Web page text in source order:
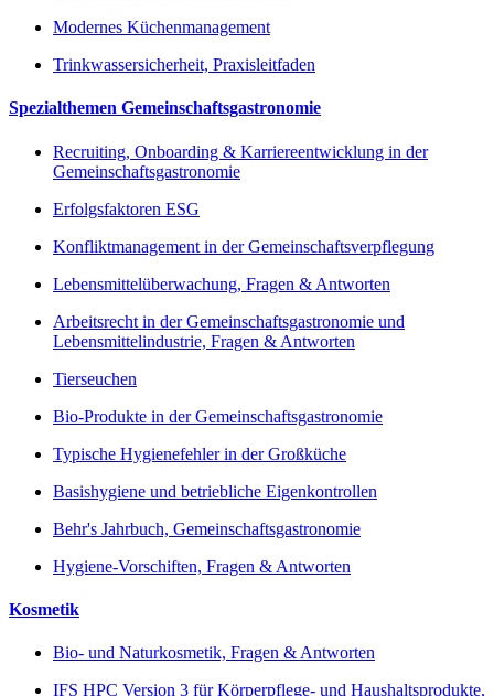
Modernes Küchenmanagement
Trinkwassersicherheit, Praxisleitfaden
Spezialthemen Gemeinschaftsgastronomie
Recruiting, Onboarding & Karriereentwicklung in der
Gemeinschaftsgastronomie
Erfolgsfaktoren ESG
Konfliktmanagement in der Gemeinschaftsverpflegung
Lebensmittelüberwachung, Fragen & Antworten
Arbeitsrecht in der Gemeinschaftsgastronomie und
Lebensmittelindustrie, Fragen & Antworten
Tierseuchen
Bio-Produkte in der Gemeinschaftsgastronomie
Typische Hygienefehler in der Großküche
Basishygiene und betriebliche Eigenkontrollen
Behr's Jahrbuch, Gemeinschaftsgastronomie
Hygiene-Vorschiften, Fragen & Antworten
Kosmetik
Bio- und Naturkosmetik, Fragen & Antworten
IFS HPC Version 3 für Körperpflege- und Haushaltsprodukte,